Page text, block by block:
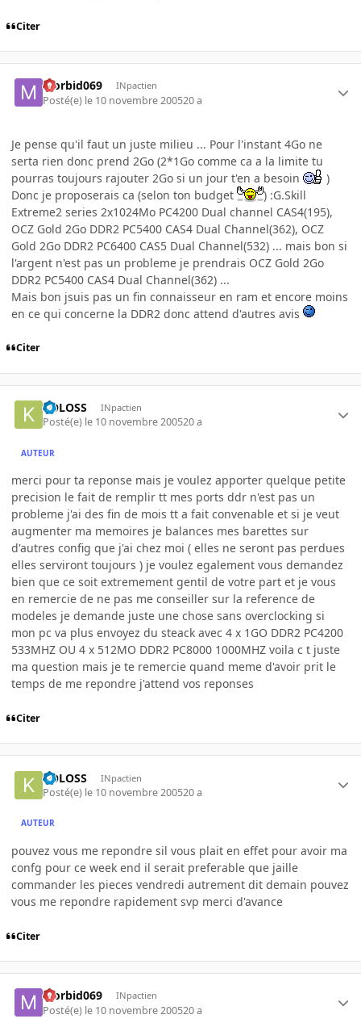
Citer
Morbid069 INpactien
Posté(e) le 10 novembre 200520 a
Je pense qu'il faut un juste milieu ... Pour l'instant 4Go ne
serta rien donc prend 2Go (2*1Go comme ca a la limite tu
pourras toujours rajouter 2Go si un jour t'en a besoin
)
Donc je proposerais ca (selon ton budget
) :G.Skill
Extreme2 series 2x1024Mo PC4200 Dual channel CAS4(195),
OCZ Gold 2Go DDR2 PC5400 CAS4 Dual Channel(362), OCZ
Gold 2Go DDR2 PC6400 CAS5 Dual Channel(532) ... mais bon si
l'argent n'est pas un probleme je prendrais OCZ Gold 2Go
DDR2 PC5400 CAS4 Dual Channel(362) ...
Mais bon jsuis pas un fin connaisseur en ram et encore moins
en ce qui concerne la DDR2 donc attend d'autres avis
Citer
KOLOSS INpactien
Posté(e) le 10 novembre 200520 a
AUTEUR
merci pour ta reponse mais je voulez apporter quelque petite
precision le fait de remplir tt mes ports ddr n'est pas un
probleme j'ai des fin de mois tt a fait convenable et si je veut
augmenter ma memoires je balances mes barettes sur
d'autres config que j'ai chez moi ( elles ne seront pas perdues
elles serviront toujours ) je voulez egalement vous demandez
bien que ce soit extremement gentil de votre part et je vous
en remercie de ne pas me conseiller sur la reference de
modeles je demande juste une chose sans overclocking si
mon pc va plus envoyez du steack avec 4 x 1GO DDR2 PC4200
533MHZ OU 4 x 512MO DDR2 PC8000 1000MHZ voila c t juste
ma question mais je te remercie quand meme d'avoir prit le
temps de me repondre j'attend vos reponses
Citer
KOLOSS INpactien
Posté(e) le 10 novembre 200520 a
AUTEUR
pouvez vous me repondre sil vous plait en effet pour avoir ma
confg pour ce week end il serait preferable que jaille
commander les pieces vendredi autrement dit demain pouvez
vous me repondre rapidement svp merci d'avance
Citer
Morbid069 INpactien
Posté(e) le 10 novembre 200520 a